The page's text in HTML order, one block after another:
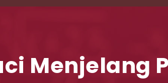
Menjelang